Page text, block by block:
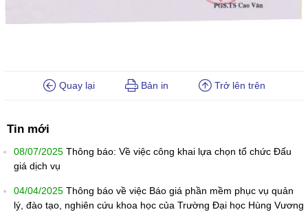
Quay lại Bản in Trở lên trên
Tin mới
08/07/2025 Thông báo: Về việc công khai lựa chọn tổ chức Đấu
giá dịch vụ
04/04/2025 Thông báo về việc Báo giá phần mềm phục vụ quản
lý, đào tạo, nghiên cứu khoa học của Trường Đại học Hùng Vương